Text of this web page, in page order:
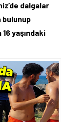
dalgalar
bulunup
yaşındaki